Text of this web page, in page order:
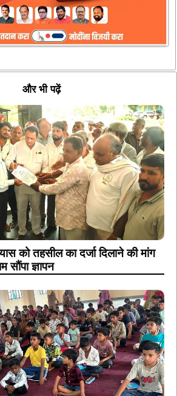
और भी पढ़ें
को तहसील का दर्जा दिलाने की मांग
ज्ञापन